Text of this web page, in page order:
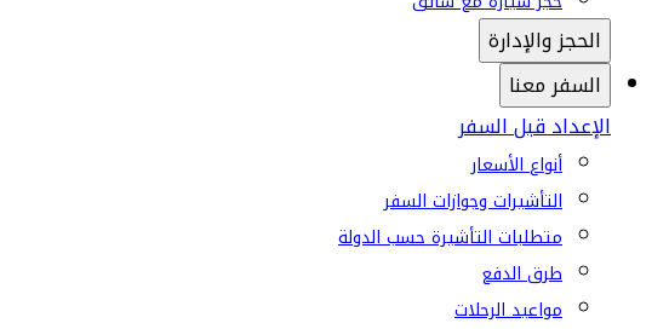
الحجز والإدارة
السفر معنا
الإعداد قبل السفر
أنواع الأسعار
التأشيرات وجوازات السفر
متطلبات التأشيرة حسب الدولة
طرق الدفع
مواعيد الرحلات